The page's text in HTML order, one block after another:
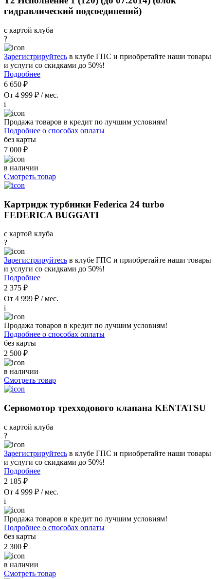
гидравлический подсоединений)
с картой клуба
?
Зарегистрируйтесь в клубе ГПС и приобретайте наши товары
и услуги со скидками до 50%!
Подробнее
6 650 ₽
От 4 999 ₽ / мес.
i
Продажа товаров в кредит по лучшим условиям!
Подробнее о способах оплаты
без карты
7 000 ₽
в наличии
Смотреть товар
Картридж турбинки Federica 24 turbo
FEDERICA BUGGATI
с картой клуба
?
Зарегистрируйтесь в клубе ГПС и приобретайте наши товары
и услуги со скидками до 50%!
Подробнее
2 375 ₽
От 4 999 ₽ / мес.
i
Продажа товаров в кредит по лучшим условиям!
Подробнее о способах оплаты
без карты
2 500 ₽
в наличии
Смотреть товар
Сервомотор трехходового клапана KENTATSU
с картой клуба
?
Зарегистрируйтесь в клубе ГПС и приобретайте наши товары
и услуги со скидками до 50%!
Подробнее
2 185 ₽
От 4 999 ₽ / мес.
i
Продажа товаров в кредит по лучшим условиям!
Подробнее о способах оплаты
без карты
2 300 ₽
в наличии
Смотреть товар